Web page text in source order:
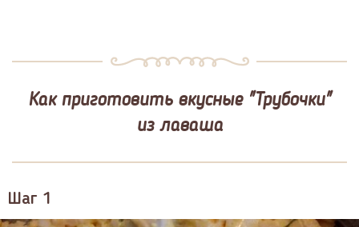
Как приготовить вкусные "Трубочки"
из лаваша
Шаг 1